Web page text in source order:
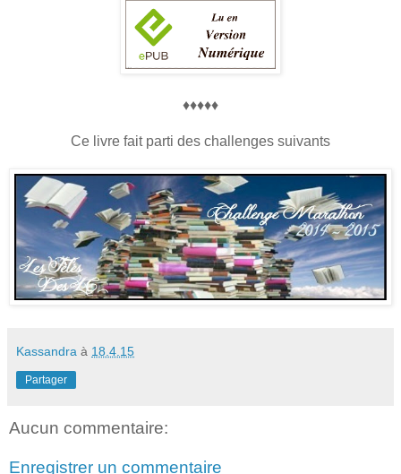
♦♦♦♦♦
Ce livre fait parti des challenges suivants
Kassandra à 18.4.15
Partager
Aucun commentaire:
Enregistrer un commentaire